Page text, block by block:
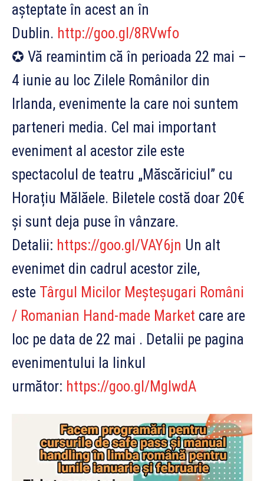
așteptate în acest an în
Dublin. http://goo.gl/8RVwfo
✪ Vă reamintim că în perioada 22 mai –
4 iunie au loc Zilele Românilor din
Irlanda, evenimente la care noi suntem
parteneri media. Cel mai important
eveniment al acestor zile este
spectacolul de teatru „Măscăriciul” cu
Horațiu Mălăele. Biletele costă doar 20€
și sunt deja puse în vânzare.
Detalii: https://goo.gl/VAY6jn Un alt
evenimet din cadrul acestor zile,
este Târgul Micilor Meșteșugari Români
/ Romanian Hand-made Market care are
loc pe data de 22 mai . Detalii pe pagina
evenimentului la linkul
următor: https://goo.gl/MgIwdA